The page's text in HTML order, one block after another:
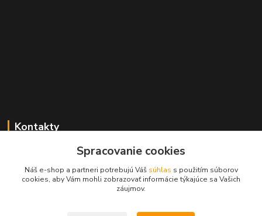
Kontakty
+421 2 529 67 411
(Po - Pia: 10:00 - 17:30)
Spracovanie cookies
Náš e-shop a partneri potrebujú Váš súhlas s použitím súborov
cookies, aby Vám mohli zobrazovať informácie týkajúce sa Vašich
záujmov.